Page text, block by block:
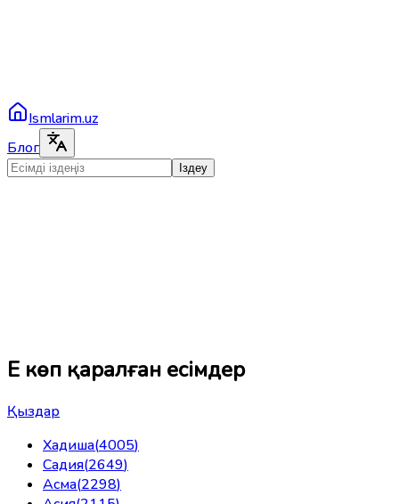
Ismlarim.uz
Блог
Іздеу
Ең көп қаралған есімдер
Қыздар
Хадиша(4005)
Садия(2649)
Асма(2298)